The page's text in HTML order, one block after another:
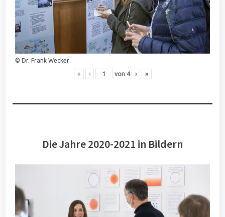
© Dr. Frank Wecker
« ‹ von 4 › »
Die Jahre 2020-2021 in Bildern